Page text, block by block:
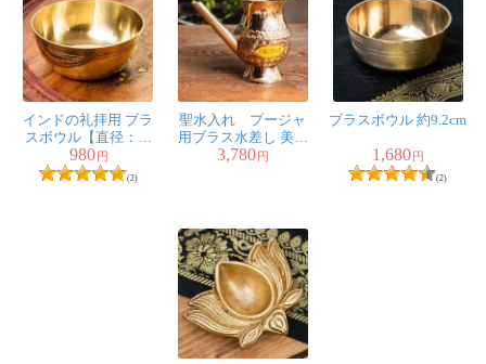
インドの礼拝用 ブラ
スボウル【直径：約
7cm】
980円
(2)
聖水入れ プージャ
用ブラス水差し 美し
い彫り込み模様
3,780円
ブラスボウル 約9.2cm
1,680円
(2)